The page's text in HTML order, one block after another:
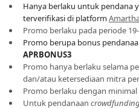
Hanya berlaku untuk pendana
terverifikasi di platform
Promo berlaku pada periode
Promo berupa bonus
APRBONUS3
Promo hanya berlaku selama
dan/atau ketersediaan mitra
Promo berlaku dengan minimal
Untuk pendanaan crowdfunding